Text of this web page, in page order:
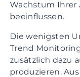
Wachstum
beeinflussen.
Die wenigsten
Trend
zusätzlich dazu
produzieren.